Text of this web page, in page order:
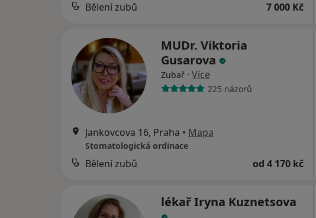
Bělení zubů 7 000 Kč
MUDr. Viktoria
Gusarova
Zubař · Více
225 názorů
Jankovcova 16, Praha • Mapa
Stomatologická ordinace
Bělení zubů od 4 170 kč
lékař Iryna Kuznetsova